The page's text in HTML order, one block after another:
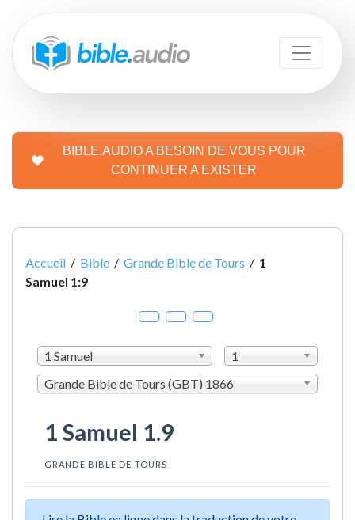
BIBLE.AUDIO A BESOIN DE VOUS POUR
CONTINUER A EXISTER
Accueil / Bible / Grande Bible de Tours / 1
Samuel 1:9
1 Samuel
1
Grande Bible de Tours (GBT) 1866
1 Samuel 1.9
GRANDE BIBLE DE TOURS